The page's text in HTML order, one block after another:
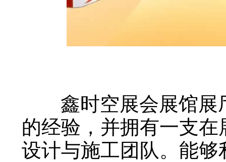
鑫时空展会展馆展
的经验，并拥有一支
设计与施工团队。能